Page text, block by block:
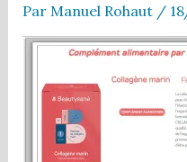
Par Manuel Rohaut /